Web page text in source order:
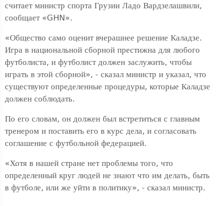
считает министр спорта Грузии Ладо Вардзелашвили,
сообщает «GHN».
«Общество само оценит вчерашнее решение Каладзе.
Игра в национальной сборной престижна для любого
футболиста, и футболист должен заслужить, чтобы
играть в этой сборной», - сказал министр и указал, что
существуют определенные процедуры, которые Каладзе
должен соблюдать.
По его словам, он должен был встретиться с главным
тренером и поставить его в курс дела, и согласовать
соглашение с футбольной федерацией.
«Хотя в нашей стране нет проблемы того, что
определенный круг людей не знают что им делать, быть
в футболе, или же уйти в политику», - сказал министр.